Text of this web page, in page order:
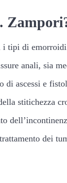
i tipi di
anali, sia
di ascessi e
stitichezza
dei